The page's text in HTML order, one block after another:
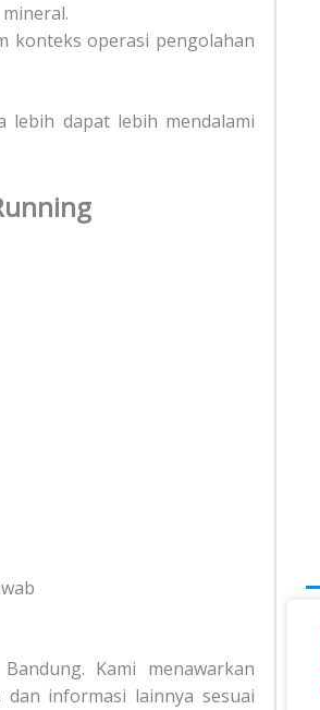
konteks operasi pengolahan
lebih dapat lebih mendalami
Kami menawarkan
dan informasi lainnya sesuai